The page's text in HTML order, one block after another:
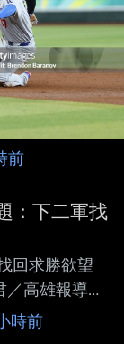
前
：下二軍找
回求勝欲望
高雄報導〕
信的。但今
時前